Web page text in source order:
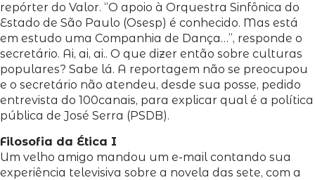
repórter do Valor. “O apoio à Orquestra Sinfônica do
Estado de São Paulo (Osesp) é conhecido. Mas está
em estudo uma Companhia de Dança…”, responde o
secretário. Ai, ai, ai.. O que dizer então sobre culturas
populares? Sabe lá. A reportagem não se preocupou
e o secretário não atendeu, desde sua posse, pedido
entrevista do 100canais, para explicar qual é a política
pública de José Serra (PSDB).
Filosofia da Ética I
Um velho amigo mandou um e-mail contando sua
experiência televisiva sobre a novela das sete, com a